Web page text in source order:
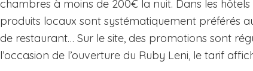
chambres à moins de 200€ la nuit. Dans les
produits locaux sont systématiquement préférés
de restaurant… Sur le site, des promotions sont
l’occasion de l’ouverture du Ruby Leni, le tarif